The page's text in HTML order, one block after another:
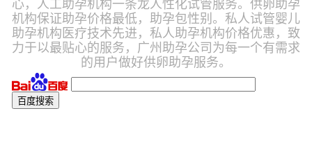
心，人工助孕机构一条龙人性化试管服务。供卵助孕
机构保证助孕价格最低，助孕包性别。私人试管婴儿
助孕机构医疗技术先进，私人助孕机构价格优惠，致
力于以最贴心的服务，广州助孕公司为每一个有需求
的用户做好供卵助孕服务。